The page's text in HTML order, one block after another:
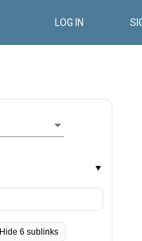
LOG IN
Hide 6 sublinks